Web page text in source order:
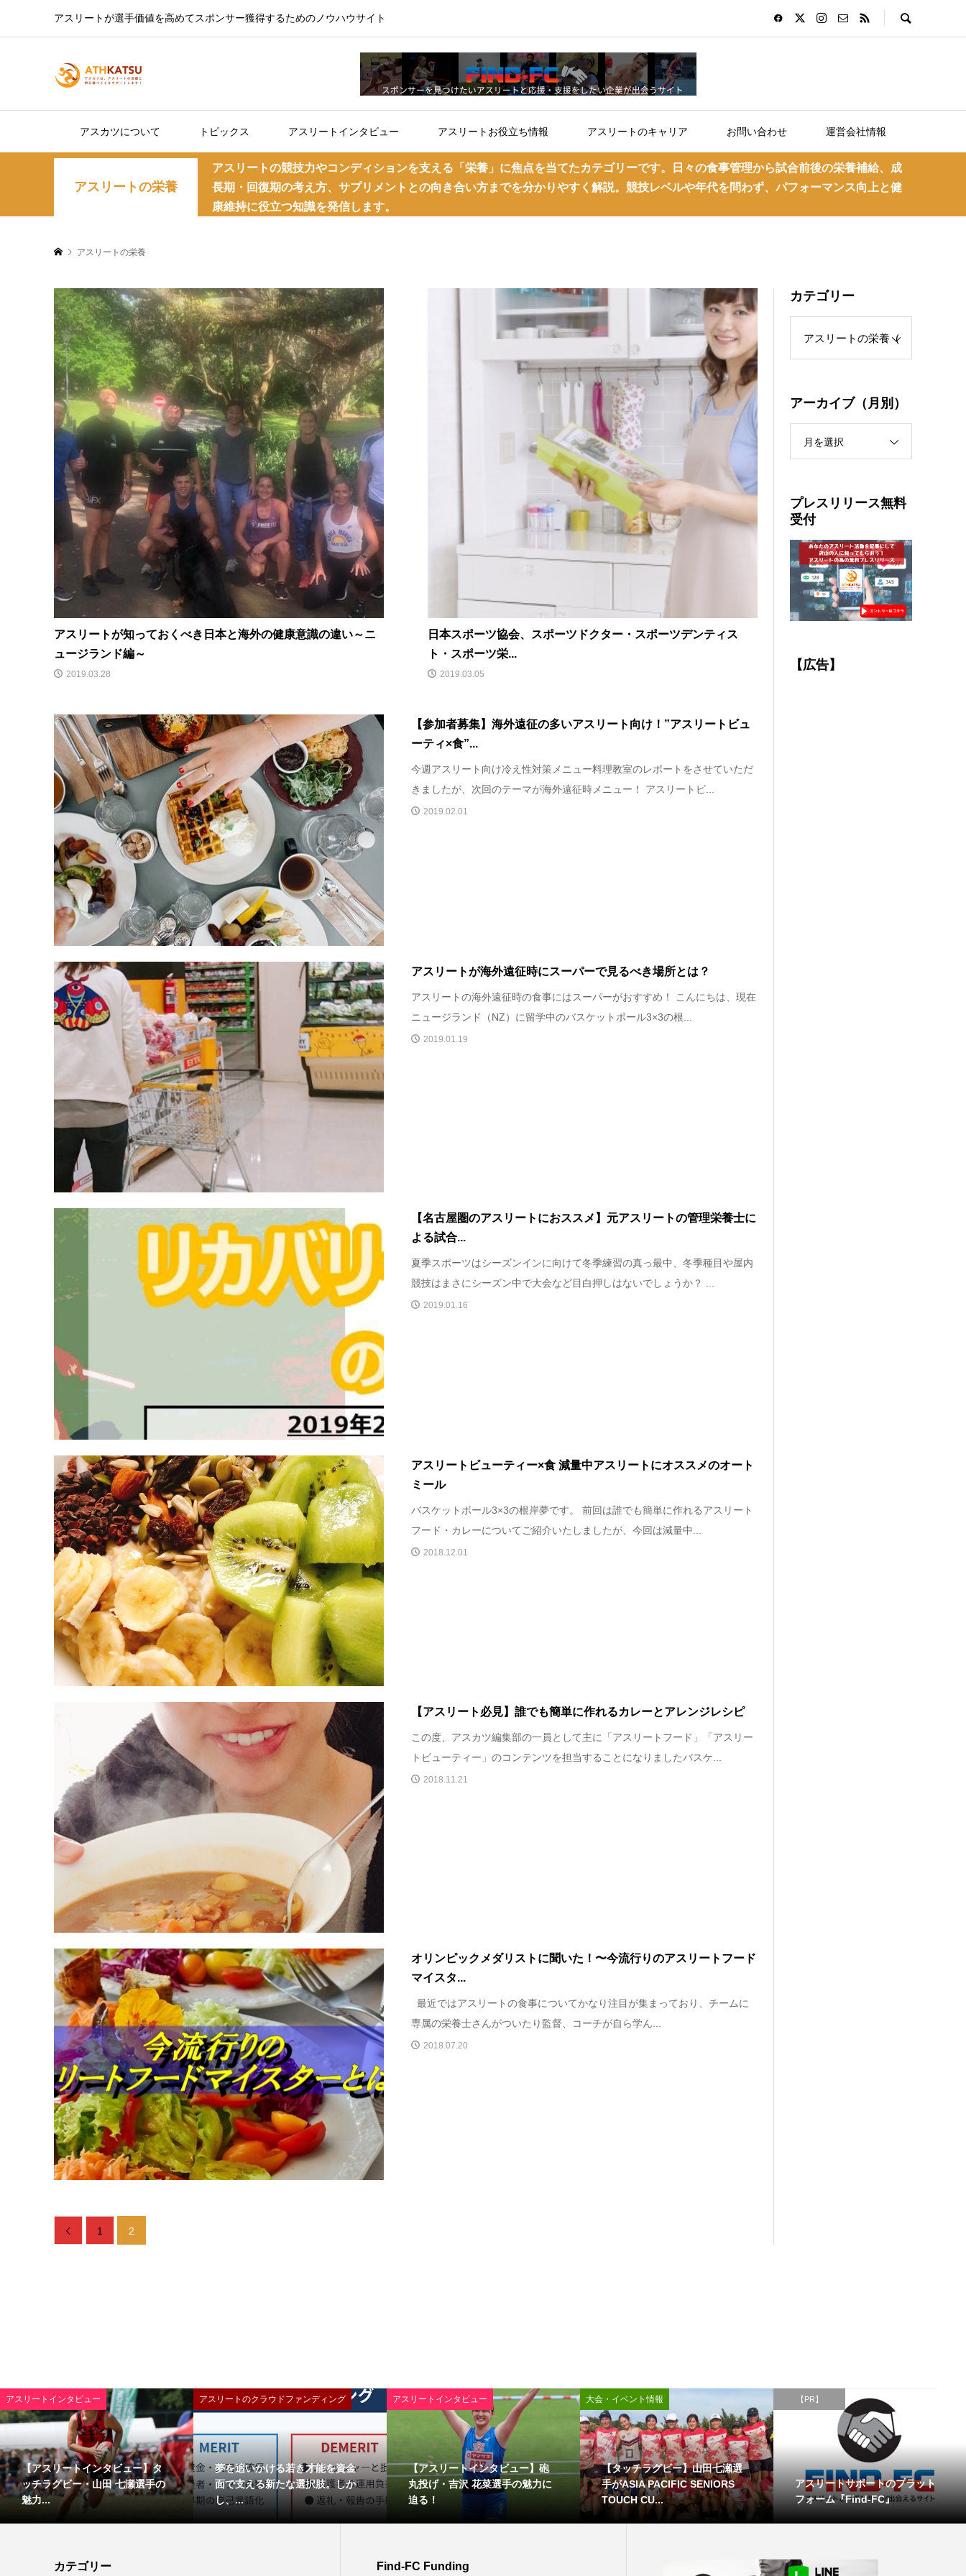
アスリートが選手価値を高めてスポンサー獲得するためのノウハウサイト
アスカツについて トピックス アスリートインタビュー アスリートお役立ち情報 アスリートのキャリア お問い合わせ 運営会社情報
アスリートの栄養
アスリートの競技力やコンディションを支える「栄養」に焦点を当てたカテゴリーです。日々の食事管理から試合前後の栄養補給、成
長期・回復期の考え方、サプリメントとの向き合い方までを分かりやすく解説。競技レベルや年代を問わず、パフォーマンス向上と健
康維持に役立つ知識を発信します。
アスリートの栄養
アスリートが知っておくべき日本と海外の健康意識の違い～ニ
ュージランド編～
2019.03.28
日本スポーツ協会、スポーツドクター・スポーツデンティス
ト・スポーツ栄...
2019.03.05
【参加者募集】海外遠征の多いアスリート向け！”アスリートビュ
ーティ×食”...
今週アスリート向け冷え性対策メニュー料理教室のレポートをさせていただ
きましたが、次回のテーマが海外遠征時メニュー！ アスリートビ...
2019.02.01
アスリートが海外遠征時にスーパーで見るべき場所とは？
アスリートの海外遠征時の食事にはスーパーがおすすめ！ こんにちは、現在
ニュージランド（NZ）に留学中のバスケットボール3×3の根...
2019.01.19
【名古屋圏のアスリートにおススメ】元アスリートの管理栄養士に
よる試合...
夏季スポーツはシーズンインに向けて冬季練習の真っ最中、冬季種目や屋内
競技はまさにシーズン中で大会など目白押しはないでしょうか？ ...
2019.01.16
アスリートビューティー×食 減量中アスリートにオススメのオート
ミール
バスケットボール3×3の根岸夢です。 前回は誰でも簡単に作れるアスリート
フード・カレーについてご紹介いたしましたが、今回は減量中...
2018.12.01
【アスリート必見】誰でも簡単に作れるカレーとアレンジレシピ
この度、アスカツ編集部の一員として主に「アスリートフード」「アスリー
トビューティー」のコンテンツを担当することになりましたバスケ...
2018.11.21
オリンピックメダリストに聞いた！〜今流行りのアスリートフード
マイスタ...
最近ではアスリートの食事についてかなり注目が集まっており、チームに
専属の栄養士さんがついたり監督、コーチが自ら学ん...
2018.07.20
 1 2
カテゴリー
アーカイブ（月別）
月を選択
プレスリリース無料
受付
【広告】
アスリートインタビュー
【アスリートインタビュー】タ
ッチラグビー・山田 七瀬選手の
魅力...
アスリートのクラウドファンディング
夢を追いかける若き才能を資金
面で支える新たな選択肢。しか
し、...
アスリートインタビュー
【アスリートインタビュー】砲
丸投げ・吉沢 花菜選手の魅力に
迫る！
大会・イベント情報
【タッチラグビー】山田七瀬選
手がASIA PACIFIC SENIORS
TOUCH CU...
【PR】
アスリートサポートのプラット
フォーム『Find-FC』
カテゴリー Find-FC Funding